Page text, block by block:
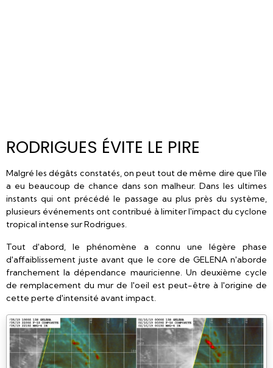
RODRIGUES ÉVITE LE PIRE
Malgré les dégâts constatés, on peut tout de même dire que l'île
a eu beaucoup de chance dans son malheur. Dans les ultimes
instants qui ont précédé le passage au plus près du système,
plusieurs événements ont contribué à limiter l'impact du cyclone
tropical intense sur Rodrigues.
Tout d'abord, le phénomène a connu une légère phase
d'affaiblissement juste avant que le core de GELENA n'aborde
franchement la dépendance mauricienne. Un deuxième cycle
de remplacement du mur de l'oeil est peut-être à l'origine de
cette perte d'intensité avant impact.